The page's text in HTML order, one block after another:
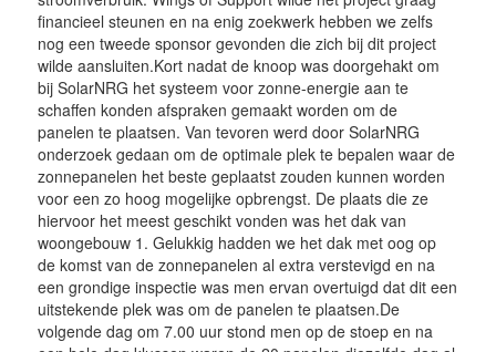
financieel steunen en na enig zoekwerk hebben we zelfs
nog een tweede sponsor gevonden die zich bij dit project
wilde aansluiten.Kort nadat de knoop was doorgehakt om
bij SolarNRG het systeem voor zonne-energie aan te
schaffen konden afspraken gemaakt worden om de
panelen te plaatsen. Van tevoren werd door SolarNRG
onderzoek gedaan om de optimale plek te bepalen waar de
zonnepanelen het beste geplaatst zouden kunnen worden
voor een zo hoog mogelijke opbrengst. De plaats die ze
hiervoor het meest geschikt vonden was het dak van
woongebouw 1. Gelukkig hadden we het dak met oog op
de komst van de zonnepanelen al extra verstevigd en na
een grondige inspectie was men ervan overtuigd dat dit een
uitstekende plek was om de panelen te plaatsen.De
volgende dag om 7.00 uur stond men op de stoep en na